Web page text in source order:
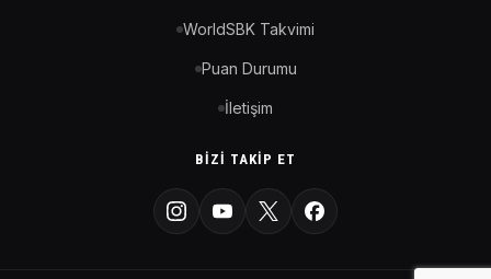
WorldSBK Takvimi
Puan Durumu
İletişim
BIZI TAKIP ET